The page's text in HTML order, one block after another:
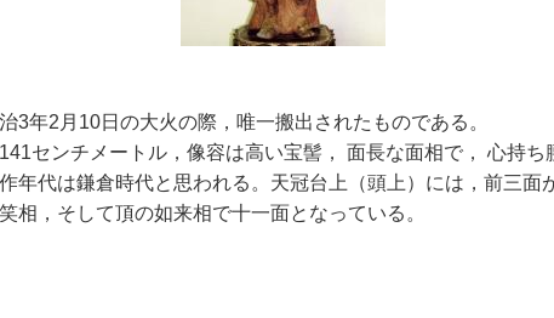
3年2月10日の大火の際，唯一搬出されたものである。
センチメートル，像容は高い宝髻， 面長な面相で， 心持
年代は鎌倉時代と思われる。天冠台上（頭上）には，前三面
相，そして頂の如来相で十一面となっている。